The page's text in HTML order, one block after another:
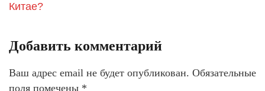
Китае?
Добавить комментарий
Ваш адрес email не будет опубликован. Обязательные
поля помечены *